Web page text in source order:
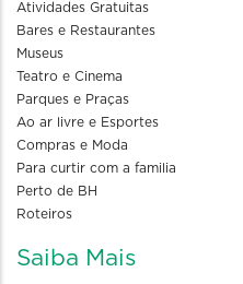
Atividades Gratuitas
Bares e Restaurantes
Museus
Teatro e Cinema
Parques e Praças
Ao ar livre e Esportes
Compras e Moda
Para curtir com a familia
Perto de BH
Roteiros
Saiba Mais